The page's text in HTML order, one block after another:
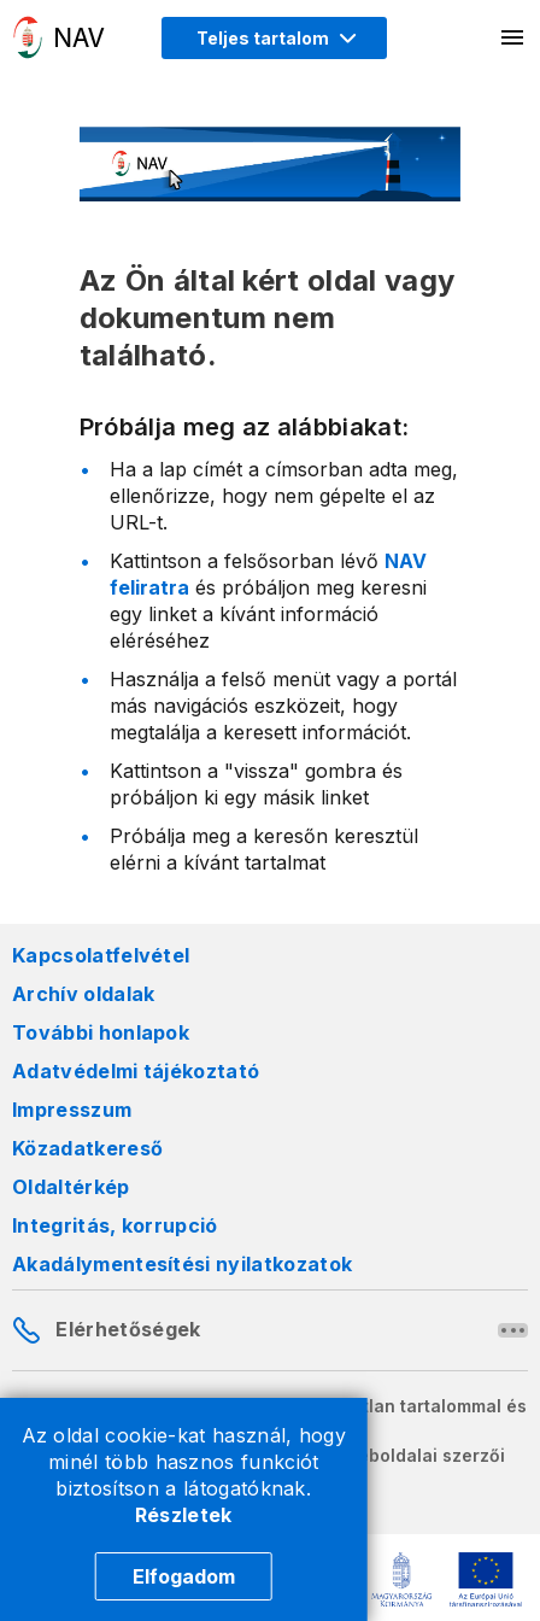
Az oldal cookie-kat használ, hogy
minél több hasznos funkciót
biztosítson a látogatóknak.
Részletek
Elfogadom
Teljes tartalom
Az Ön által kért oldal vagy
dokumentum nem
található.
Próbálja meg az alábbiakat:
Ha a lap címét a címsorban adta meg,
ellenőrizze, hogy nem gépelte el az
URL-t.
Kattintson a felsősorban lévő NAV
feliratra és próbáljon meg keresni
egy linket a kívánt információ
eléréséhez
Használja a felső menüt vagy a portál
más navigációs eszközeit, hogy
megtalálja a keresett információt.
Kattintson a "vissza" gombra és
próbáljon ki egy másik linket
Próbálja meg a keresőn keresztül
elérni a kívánt tartalmat
Kapcsolatfelvétel
Archív oldalak
További honlapok
Adatvédelmi tájékoztató
Impresszum
Közadatkereső
Oldaltérkép
Integritás, korrupció
Akadálymentesítési nyilatkozatok
Elérhetőségek
A honlapon szereplő információk változatlan tartalommal és
formában szabadon terjeszthetők.
2026 © A Nemzeti Adó- és Vámhivatal weboldalai szerzői
jogvédelem alatt állnak.